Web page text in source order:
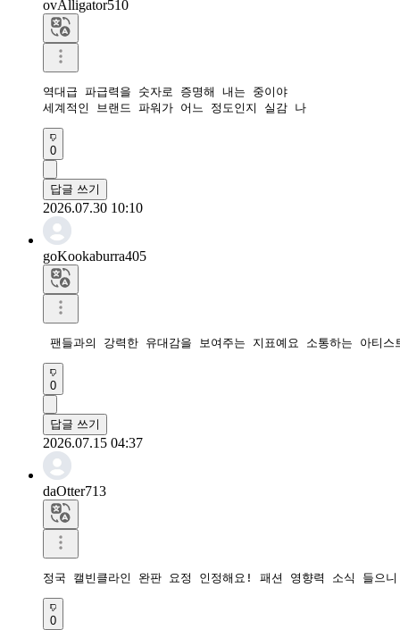
ovAlligator510
역대급 파급력을 숫자로 증명해 내는 중이야
세계적인 브랜드 파워가 어느 정도인지 실감 나
0
답글 쓰기
2026.07.30 10:10
goKookaburra405
팬들과의 강력한 유대감을 보여주는 지표예요 소통하는 아티
0
답글 쓰기
2026.07.15 04:37
daOtter713
정국 캘빈클라인 완판 요정 인정해요! 패션 영향력 소식 들으
0